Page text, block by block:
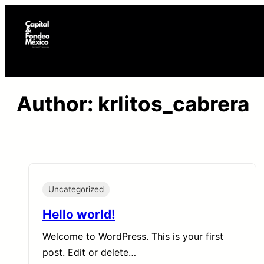
content
Author: krlitos_cabrera
Uncategorized
Hello world!
Welcome to WordPress. This is your first
post. Edit or delete…